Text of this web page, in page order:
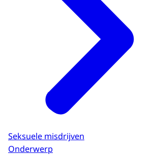
Seksuele misdrijven
Onderwerp